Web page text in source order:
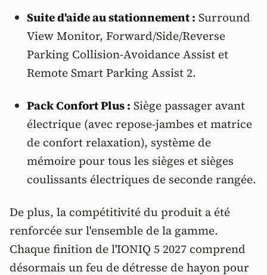
Suite d'aide au stationnement : Surround
View Monitor, Forward/Side/Reverse
Parking Collision-Avoidance Assist et
Remote Smart Parking Assist 2.
Pack Confort Plus : Siège passager avant
électrique (avec repose-jambes et matrice
de confort relaxation), système de
mémoire pour tous les sièges et sièges
coulissants électriques de seconde rangée.
De plus, la compétitivité du produit a été
renforcée sur l'ensemble de la gamme.
Chaque finition de l'IONIQ 5 2027 comprend
désormais un feu de détresse de hayon pour